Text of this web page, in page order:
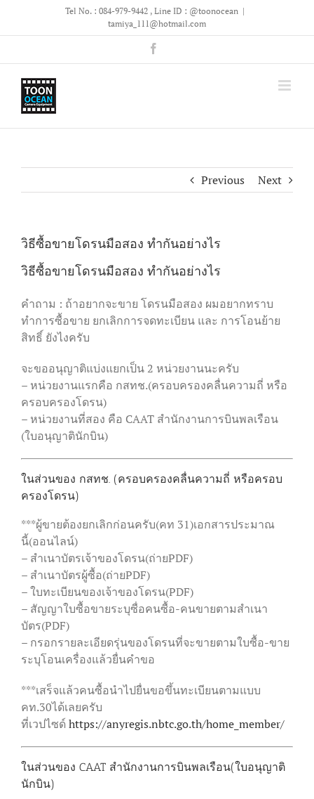
Tel No. : 084-979-9442 , Line ID : @toonocean |
tamiya_111@hotmail.com
Previous Next
วิธีซื้อขายโดรนมือสอง ทำกันอย่างไร
วิธีซื้อขายโดรนมือสอง ทำกันอย่างไร
คำถาม : ถ้าอยากจะขาย​ โดรน​มือสอง ผมอยากทราบ​
ทำการซื้อขาย​ ยกเลิกการจดทะเบียน​ และ​ การโอนย้าย
สิทธิ์​ ยังไงครับ
จะขออนุญาติแบ่งแยกเป็น 2 หน่วยงานนะครับ
– หน่วยงานแรกคือ กสทช.​(ครอบครองคลื่นความถี่ หรือ
ครอบครองโดรน)
– หน่วยงานที่สอง คือ CAAT สำนักงานการบินพลเรือน
(ใบอนุญาตินักบิน)
ในส่วนของ กสทช. (ครอบครองคลื่นความถี่ หรือครอบ
ครองโดรน)
***ผู้ขายต้องยกเลิกก่อนครับ(คท 31)เอกสารประมาณ
นี้(ออนไลน์)
– สำเนาบัตรเจ้าของโดรน(ถ่ายPDF)
– สำเนาบัตรผู้ซื้อ(ถ่ายPDF)
– ใบทะเบียนของเจ้าของโดรน(PDF)
– สัญญาใบซื้อขายระบุซื่อคนซื้อ-คนขายตามสำเนา
บัตร(PDF)
– กรอกรายละเอียดรุ่นของโดรนที่จะขายตามใบซื้อ-ขาย
ระบุโอนเครื่องแล้วยื่นคำขอ
***เสร็จแล้วคนซื้อนำไปยื่นขอขึ้นทะเบียนตามแบบ
คท.30ได้เลยครับ
ที่เวปไซด์ https://anyregis.nbtc.go.th/home_member/
ในส่วนของ CAAT สำนักงานการบินพลเรือน(ใบอนุญาติ
นักบิน)